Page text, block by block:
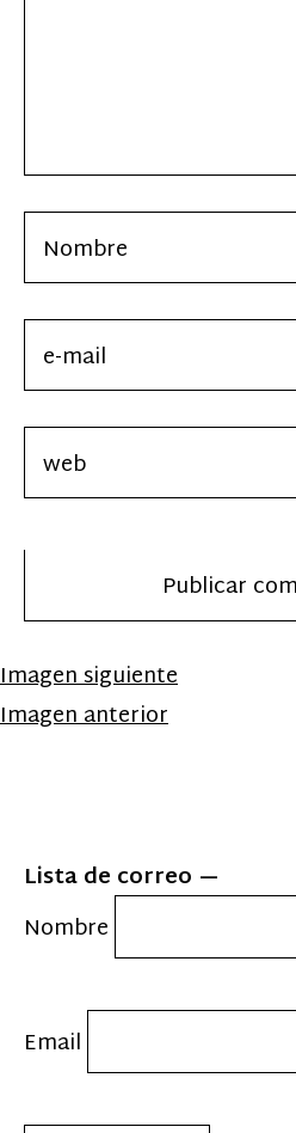
Imagen siguiente
Imagen anterior
Lista de correo
Nombre
Email